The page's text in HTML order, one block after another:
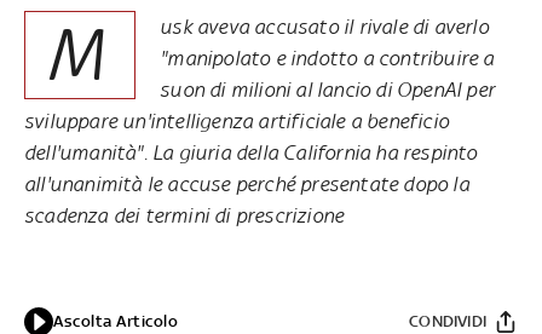
M
usk aveva accusato il rivale di averlo
"manipolato e indotto a contribuire a
suon di milioni al lancio di OpenAI per
sviluppare un'intelligenza artificiale a beneficio
dell'umanità". La giuria della California ha respinto
all'unanimità le accuse perché presentate dopo la
scadenza dei termini di prescrizione
Ascolta Articolo
CONDIVIDI